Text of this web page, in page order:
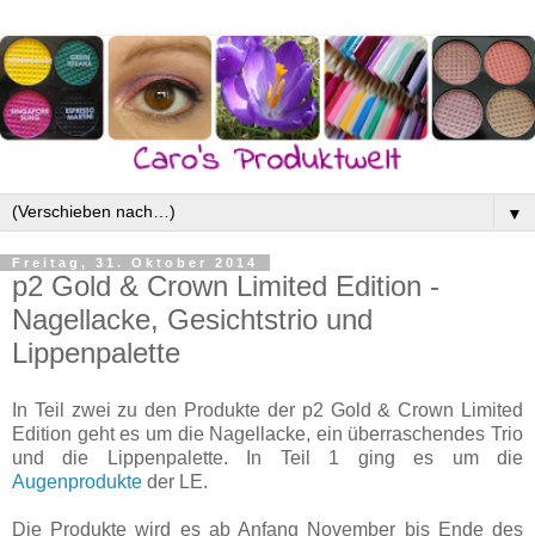
▼
Freitag, 31. Oktober 2014
p2 Gold & Crown Limited Edition -
Nagellacke, Gesichtstrio und
Lippenpalette
In Teil zwei zu den Produkte der p2 Gold & Crown Limited
Edition geht es um die Nagellacke, ein überraschendes Trio
und die Lippenpalette. In Teil 1 ging es um die
Augenprodukte der LE.
Die Produkte wird es ab Anfang November bis Ende des